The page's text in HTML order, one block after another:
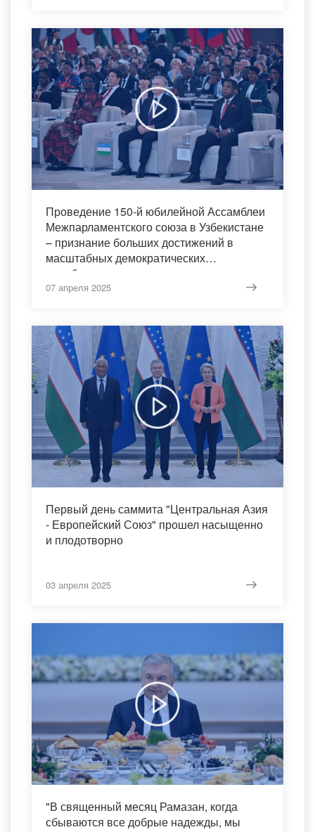
Проведение 150-й юбилейной Ассамблеи
Межпарламентского союза в Узбекистане
– признание больших достижений в
масштабных демократических
преобразованиях, развитии
парламентаризма и представительной
07 апреля 2025
Первый день саммита "Центральная Азия
- Европейский Союз" прошел насыщенно
и плодотворно
03 апреля 2025
"В священный месяц Рамазан, когда
сбываются все добрые надежды, мы